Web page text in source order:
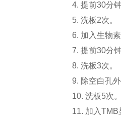
4. 提前30分
5. 洗板2次。
6. 加入生物
7. 提前30分
8. 洗板3次。
9. 除空白孔
10. 洗板5次
11. 加入